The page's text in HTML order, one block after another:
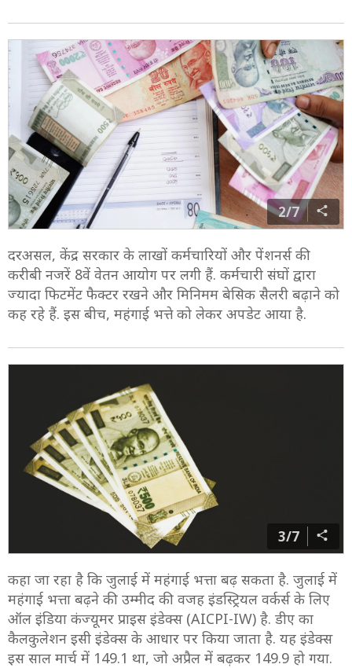
2/7
दरअसल, केंद्र सरकार के लाखों कर्मचारियों और पेंशनर्स की
करीबी नजरें 8वें वेतन आयोग पर लगी हैं. कर्मचारी संघों द्वारा
ज्‍यादा फिटमेंट फैक्‍टर रखने और मिनिमम बेसिक सैलरी बढ़ाने को
कह रहे हैं. इस बीच, महंगाई भत्ते को लेकर अपडेट आया है.
3/7
कहा जा रहा है कि जुलाई में महंगाई भत्ता बढ़ सकता है. जुलाई में
महंगाई भत्ता बढ़ने की उम्‍मीद की वजह इंडस्ट्रियल वर्कर्स के लिए
ऑल इंडिया कंज्यूमर प्राइस इंडेक्स (AICPI-IW) है. डीए का
कैलकुलेशन इसी इंडेक्स के आधार पर किया जाता है. यह इंडेक्स
इस साल मार्च में 149.1 था, जो अप्रैल में बढ़कर 149.9 हो गया.